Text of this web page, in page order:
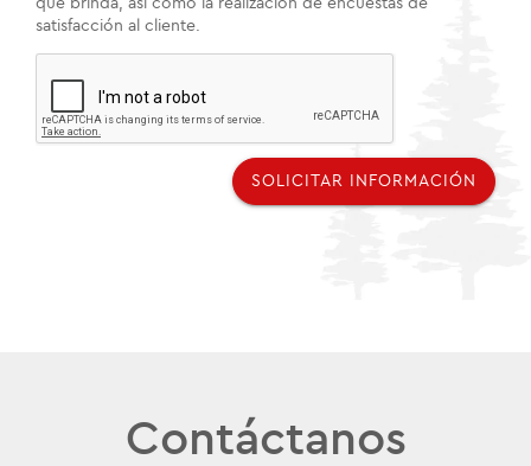
que brinda, así como la realización de encuestas de
satisfacción al cliente.
SOLICITAR INFORMACIÓN
Contáctanos